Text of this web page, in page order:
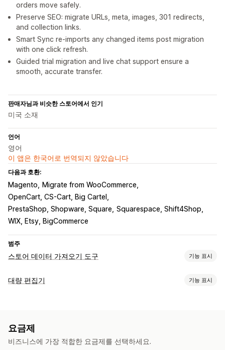
orders move safely.
Preserve SEO: migrate URLs, meta, images, 301 redirects,
and collection links.
Smart Sync re-imports any changed items post migration
with one click refresh.
Guided trial migration and live chat support ensure a
smooth, accurate transfer.
판매자님과 비슷한 스토어에서 인기
미국 소재
언어
영어
이 앱은 한국어로 번역되지 않았습니다
다음과 호환:
Magento
Migrate from WooCommerce
OpenCart, CS-Cart, Big Cartel
PrestaShop, Shopware, Square Squarespace, Shift4Shop
WIX, Etsy, BigCommerce
범주
스토어 데이터 가져오기 도구 기능 표시
데이터 동기화
데이터 마이그레이션
대량 내보내기
대량 가져오기 FTP/SFTP
암호화
대량 편집기 기능 표시
SKU(재고 관리 코드) 및 바코드
컬렉션
요금제
비즈니스에 가장 적합한 요금제를 선택하세요.